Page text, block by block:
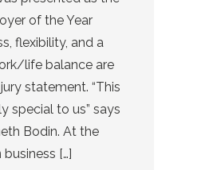
of the Year
flexibility, and a
life balance are
statement. “This
special to us” says
Bodin. At the
[…]